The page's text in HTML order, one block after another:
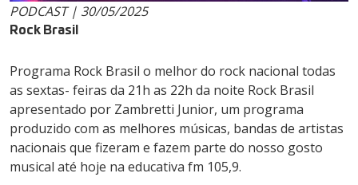
PODCAST | 30/05/2025
Rock Brasil
Programa Rock Brasil o melhor do rock nacional todas
as sextas- feiras da 21h as 22h da noite Rock Brasil
apresentado por Zambretti Junior, um programa
produzido com as melhores músicas, bandas de artistas
nacionais que fizeram e fazem parte do nosso gosto
musical até hoje na educativa fm 105,9.